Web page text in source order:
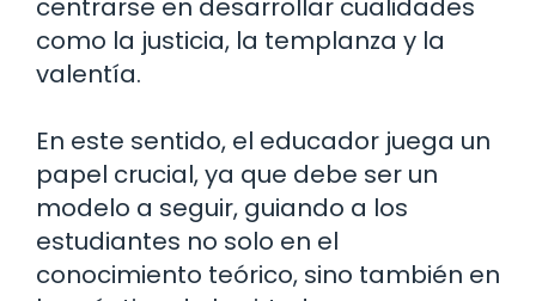
centrarse en desarrollar cualidades
como la justicia, la templanza y la
valentía.
En este sentido, el educador juega un
papel crucial, ya que debe ser un
modelo a seguir, guiando a los
estudiantes no solo en el
conocimiento teórico, sino también en